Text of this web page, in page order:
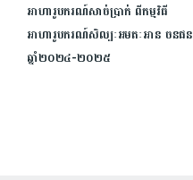
អាហារូបករណ៍សាច់ប្រាក់ ពីកម្មវិធី
អាហារូបករណ៍សិល្បៈអមតៈ​អាន ចនផន
ឆ្នាំ២០២៤-២០២៥